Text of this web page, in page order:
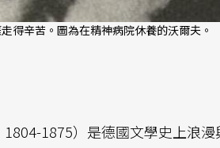
得辛苦。圖為在精神病院休養的沃爾夫。（
1875）是德國文學史上浪